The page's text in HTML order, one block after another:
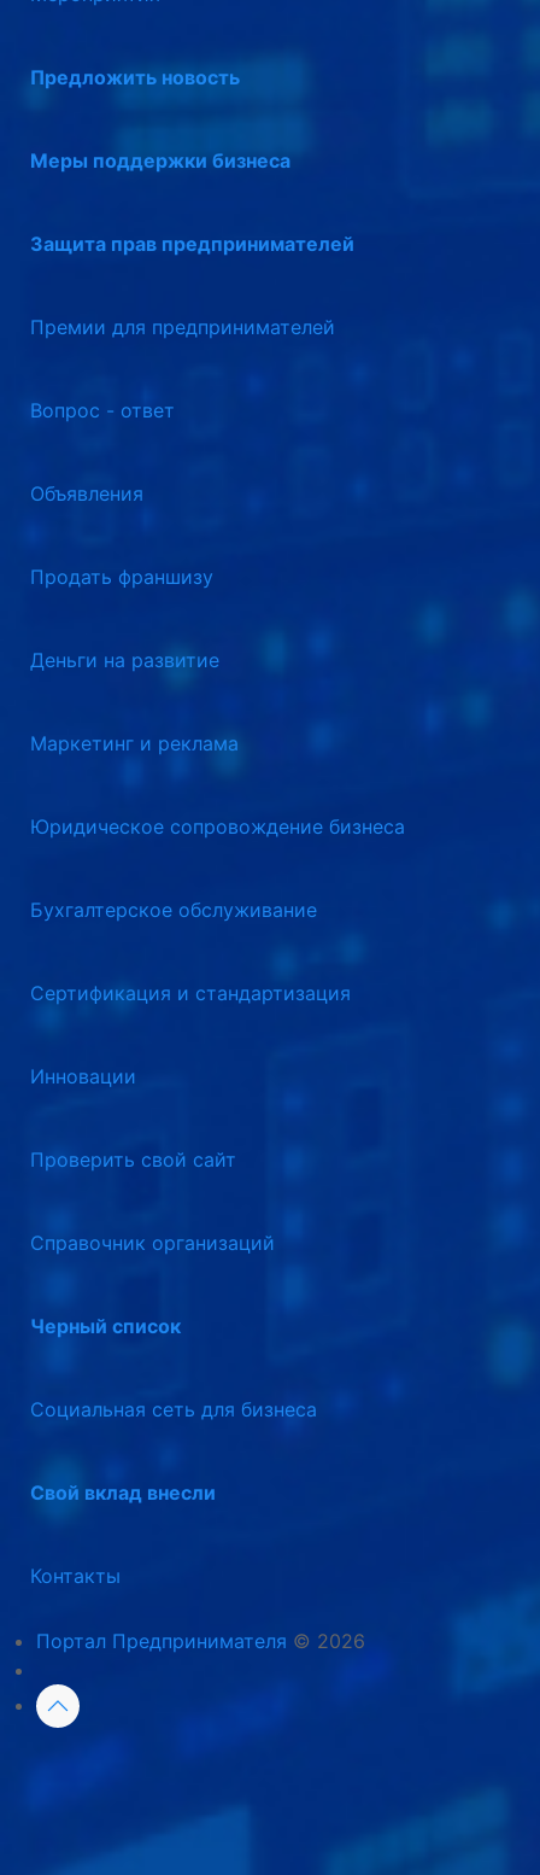
Предложить новость
Меры поддержки бизнеса
Защита прав предпринимателей
Премии для предпринимателей
Вопрос - ответ
Объявления
Продать франшизу
Деньги на развитие
Маркетинг и реклама
Юридическое сопровождение бизнеса
Бухгалтерское обслуживание
Сертификация и стандартизация
Инновации
Проверить свой сайт
Справочник организаций
Черный список
Социальная сеть для бизнеса
Свой вклад внесли
Контакты
Портал Предпринимателя © 2026